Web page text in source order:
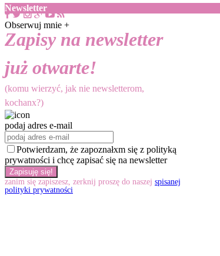
Obserwuj mnie +
Newsletter
Zapisy na newsletter
już otwarte!
(komu wierzyć, jak nie newsletterom,
kochanx?)
podaj adres e-mail
Potwierdzam, że zapoznałxm się z polityką
prywatności i chcę zapisać się na newsletter
zanim się zapiszesz, zerknij proszę do naszej spisanej
polityki prywatności